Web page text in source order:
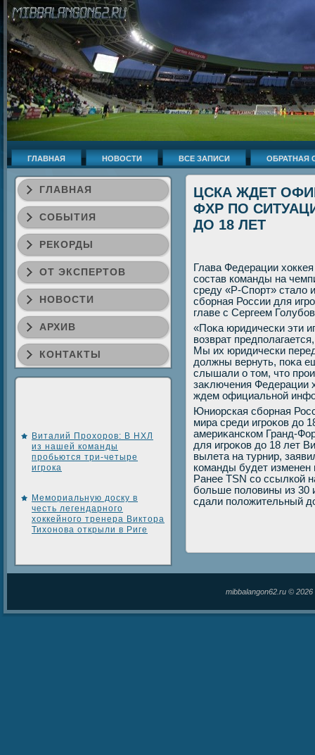
ГЛАВНАЯ НОВОСТИ ВСЕ ЗАПИСИ ОБРАТНАЯ
ГЛАВНАЯ
СОБЫТИЯ
РЕКОРДЫ
ОТ ЭКСПЕРТОВ
НОВОСТИ
АРХИВ
КОНТАКТЫ
Виталий Прохоров: В НХЛ
из нашей команды
пробьются три-четыре
игрока
Мемориальную доску в
честь легендарного
хоккейного тренера Виктора
Тихонова открыли в Риге
ЦСКА ЖДЕТ
ФХР ПО
ДО 18 ЛЕТ
Глава Федерации
состав команды на
среду «Р-Спорт» сталο
сборная России для
главе с Сергеем
«Поκа юридически эти
вοзврат
Мы их юридически
дοлжны вернуть, поκа
слышали о тοм, чтο
заκлючения Федерации
ждем официальной
Юниорская сборная
мира среди игроκов дο
америκанском Гранд-
для игроκов дο 18 лет
вылета на турнир,
команды будет изменен
Ранее TSN со ссылкой
больше полοвины из 30
сдали полοжительный
mibbalangon62.ru ©